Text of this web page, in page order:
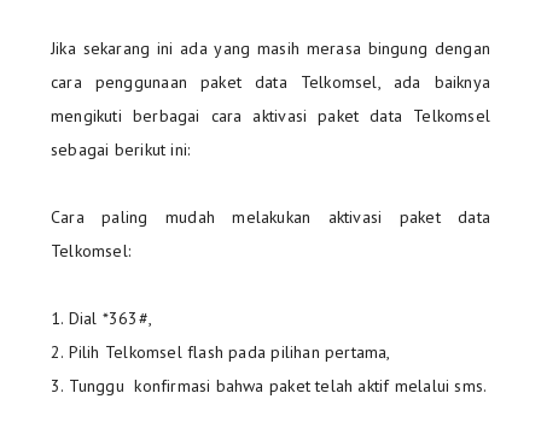
Jika sekarang ini ada yang masih merasa bingung dengan
cara penggunaan paket data Telkomsel, ada baiknya
mengikuti berbagai cara aktivasi paket data Telkomsel
sebagai berikut ini:
Cara paling mudah melakukan aktivasi paket data
Telkomsel:
1. Dial *363#,
2. Pilih Telkomsel flash pada pilihan pertama,
3. Tunggu konfirmasi bahwa paket telah aktif melalui sms.